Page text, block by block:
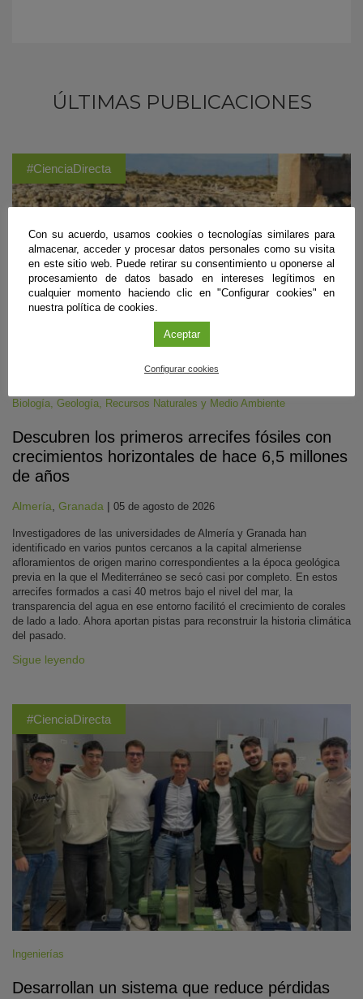
ÚLTIMAS PUBLICACIONES
#CienciaDirecta
Biología Geología Recursos Naturales y Medio Ambiente
Descubren los primeros arrecifes fósiles con
crecimientos horizontales de hace 6,5 millones
de años
Almería Granada | 05 de agosto de 2026
Investigadores de las universidades de Almería y Granada han
identificado en varios puntos cercanos a la capital almeriense
afloramientos de origen marino correspondientes a la época geológica
previa en la que el Mediterráneo se secó casi por completo. En estos
arrecifes formados a casi 40 metros bajo el nivel del mar, la
transparencia del agua en ese entorno facilitó el crecimiento de corales
de lado a lado. Ahora aportan pistas para reconstruir la historia climática
del pasado.
Sigue leyendo
#CienciaDirecta
Ingenierías
Desarrollan un sistema que reduce pérdidas
Con su acuerdo, usamos cookies o tecnologías similares para
almacenar, acceder y procesar datos personales como su visita
en este sitio web. Puede retirar su consentimiento u oponerse al
procesamiento de datos basado en intereses legítimos en
cualquier momento haciendo clic en "Configurar cookies" en
nuestra política de cookies.
Aceptar
Configurar cookies